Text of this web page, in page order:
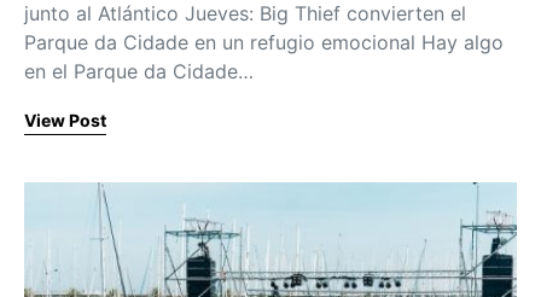
junto al Atlántico Jueves: Big Thief convierten el
Parque da Cidade en un refugio emocional Hay algo
en el Parque da Cidade…
View Post